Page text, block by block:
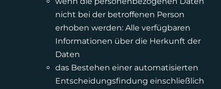
nicht bei der betroffenen Person
erhoben werden: Alle verfügbaren
Informationen über die Herkunft der
Daten
das Bestehen einer automatisierten
Entscheidungsfindung einschließlich